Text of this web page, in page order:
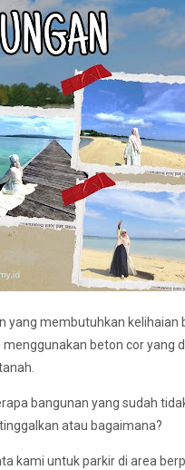
yang membutuhkan kelihaian
beton cor yang
bangunan yang sudah
atau bagaimana?
kami untuk parkir di area